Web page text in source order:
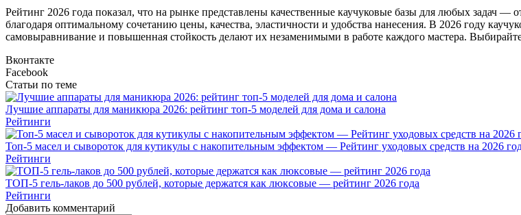
Рейтинг 2026 года показал, что на рынке представлены качественные каучуковые базы для любых задач
благодаря оптимальному сочетанию цены, качества, эластичности и удобства нанесения. В 2026 году
самовыравнивание и повышенная стойкость делают их незаменимыми в работе каждого мастера.
Вконтакте
Facebook
Статьи по теме
Лучшие аппараты для маникюра 2026: рейтинг топ-5 моделей для дома и салона
Рейтинги
Топ-5 масел и сывороток для кутикулы с накопительным эффектом — Рейтинг уходовых средств на 2026
Рейтинги
ТОП-5 гель-лаков до 500 рублей, которые держатся как люксовые — рейтинг 2026 года
Рейтинги
Добавить комментарий